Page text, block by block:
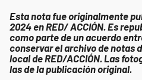
Esta nota fue originalmente
2024 en RED/ ACCIÓN. Es
como parte de un acuerdo
conservar el archivo de notas
local de RED/ACCIÓN. Las
las de la publicación original.